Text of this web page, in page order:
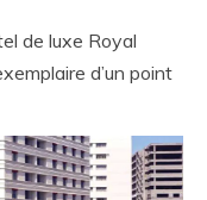
de luxe Royal
d’un point